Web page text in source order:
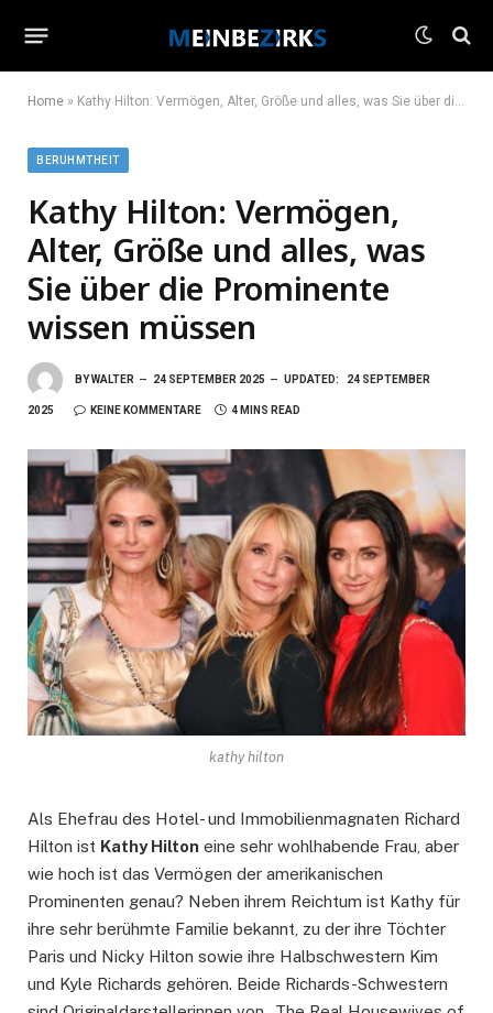
Home » Kathy Hilton: Vermögen, Alter, Größe und alles, was Sie über die Prominente wissen müssen
BERUHMTHEIT
Kathy Hilton: Vermögen,
Alter, Größe und alles, was
Sie über die Prominente
wissen müssen
BYWALTER 24 SEPTEMBER 2025 UPDATED: 24 SEPTEMBER
2025 KEINE KOMMENTARE 4 MINS READ
kathy hilton
Als Ehefrau des Hotel- und Immobilienmagnaten Richard
Hilton ist Kathy Hilton eine sehr wohlhabende Frau, aber
wie hoch ist das Vermögen der amerikanischen
Prominenten genau? Neben ihrem Reichtum ist Kathy für
ihre sehr berühmte Familie bekannt, zu der ihre Töchter
Paris und Nicky Hilton sowie ihre Halbschwestern Kim
und Kyle Richards gehören. Beide Richards-Schwestern